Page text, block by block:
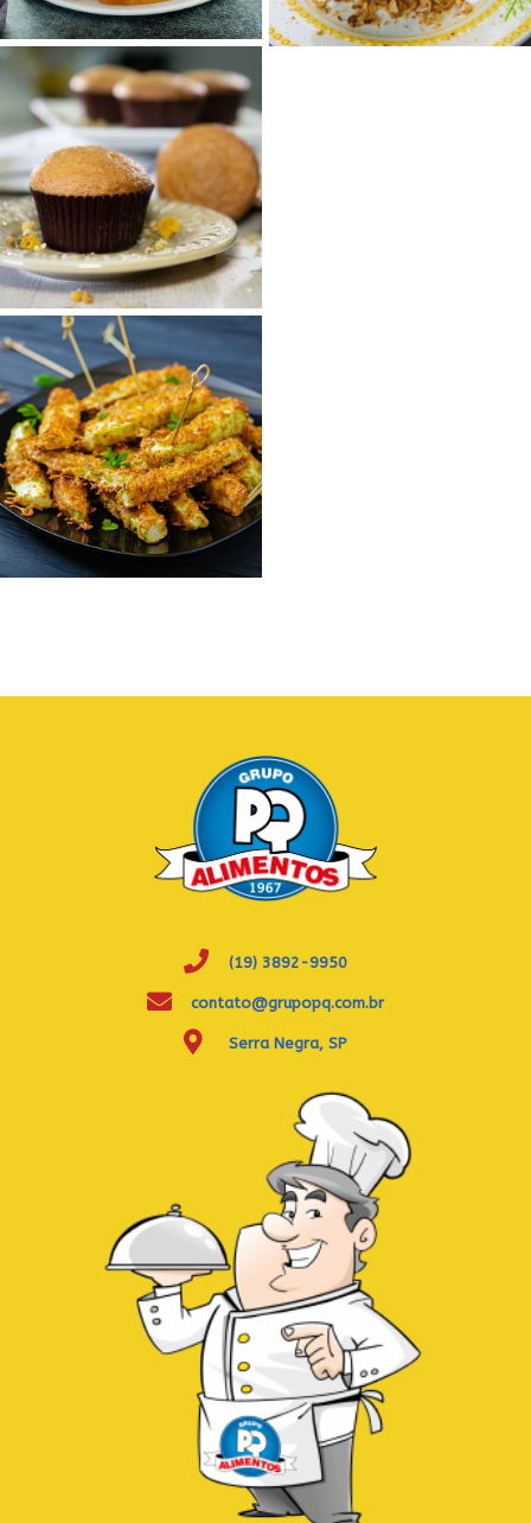
(19) 3892-9950
contato@grupopq.com.br
Serra Negra, SP